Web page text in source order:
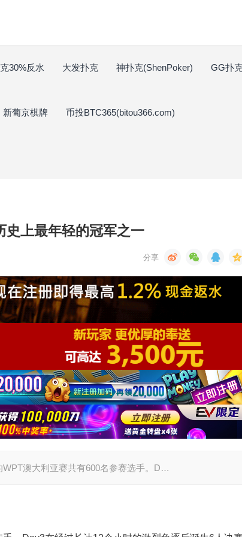
30%反水 大发扑克 神扑克(ShenPoker) GG扑
新葡京棋牌 币投BTC365(bitou366.com)
史上最年轻的冠军之一
WPT澳大利亚赛共有600名参赛选手。D…